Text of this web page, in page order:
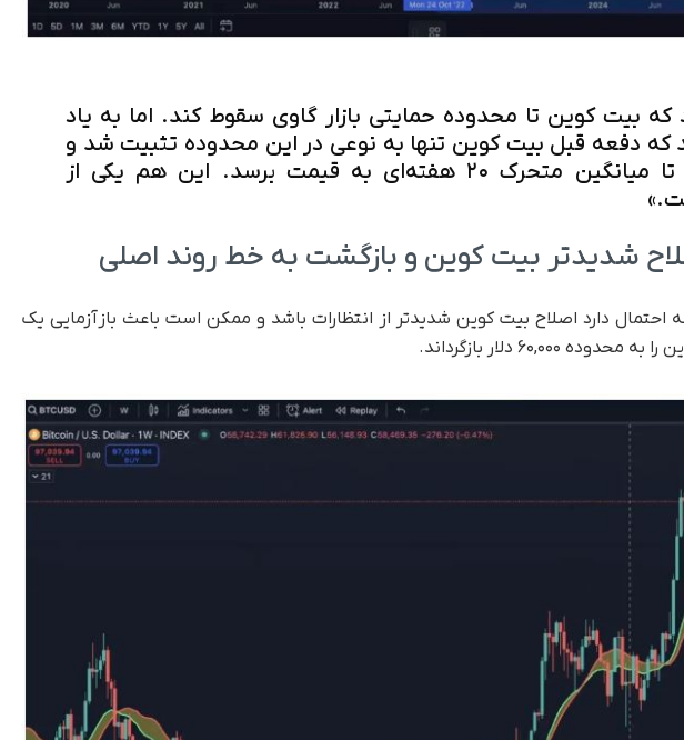
که بیت کوین تا محدوده حمایتی بازار گاوی سقوط کند. اما به یاد
که دفعه قبل بیت کوین تنها به نوعی در این محدوده تثبیت شد و
منتظر ماند تا میانگین متحرک ۲۰ هفته‌ای به قیمت برسد. این هم یکی از
شدیدتر بیت کوین و بازگشت به خط روند اصلی
دارد اصلاح بیت کوین شدیدتر از انتظارات باشد و ممکن است باعث بازآزمایی یک
۶۰,۰۰۰ دلار بازگرداند.